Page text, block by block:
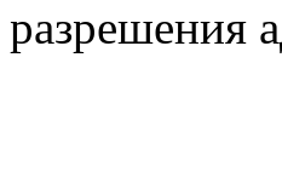
разрешения